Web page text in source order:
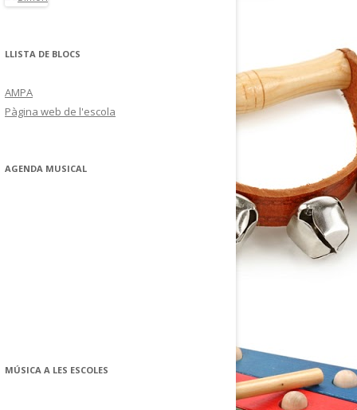
LLISTA DE BLOCS
AMPA
Pàgina web de l'escola
AGENDA MUSICAL
MÚSICA A LES ESCOLES